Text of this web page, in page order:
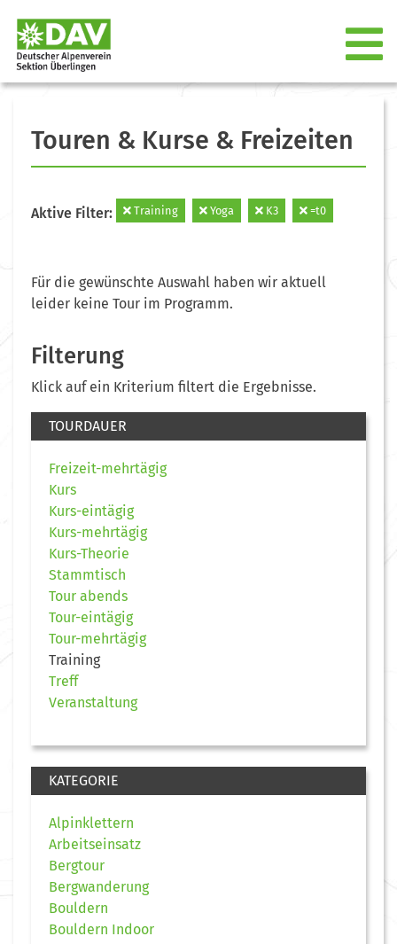
Touren & Kurse & Freizeiten
Aktive Filter: Training Yoga K3 =t0
Für die gewünschte Auswahl haben wir aktuell
leider keine Tour im Programm.
Filterung
Klick auf ein Kriterium filtert die Ergebnisse.
TOURDAUER
Freizeit-mehrtägig
Kurs
Kurs-eintägig
Kurs-mehrtägig
Kurs-Theorie
Stammtisch
Tour abends
Tour-eintägig
Tour-mehrtägig
Training
Treff
Veranstaltung
KATEGORIE
Alpinklettern
Arbeitseinsatz
Bergtour
Bergwanderung
Bouldern
Bouldern Indoor